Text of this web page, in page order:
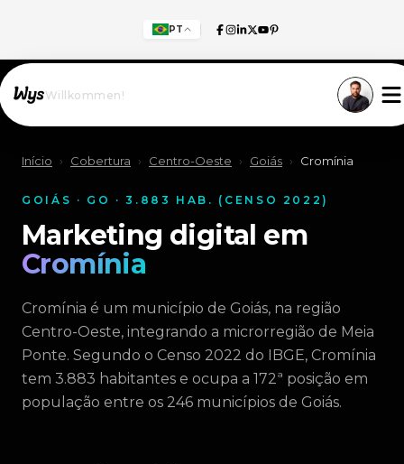
PT
Willkommen!
Início › Cobertura › Centro-Oeste › Goiás › Cromínia
GOIÁS · GO · 3.883 HAB. (CENSO 2022)
Marketing digital em
Cromínia
Cromínia é um município de Goiás, na região
Centro-Oeste, integrando a microrregião de Meia
Ponte. Segundo o Censo 2022 do IBGE, Cromínia
tem 3.883 habitantes e ocupa a 172ª posição em
população entre os 246 municípios de Goiás.